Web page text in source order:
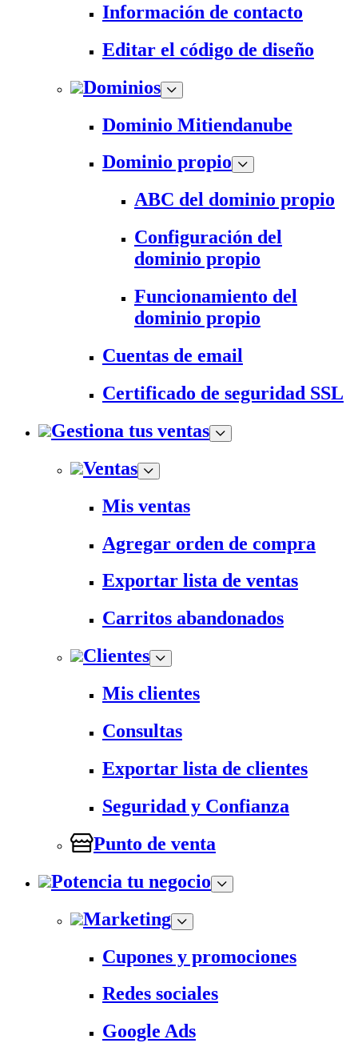
Información de contacto
Editar el código de diseño
Dominios
Dominio Mitiendanube
Dominio propio
ABC del dominio propio
Configuración del
dominio propio
Funcionamiento del
dominio propio
Cuentas de email
Certificado de seguridad SSL
Gestiona tus ventas
Ventas
Mis ventas
Agregar orden de compra
Exportar lista de ventas
Carritos abandonados
Clientes
Mis clientes
Consultas
Exportar lista de clientes
Seguridad y Confianza
Punto de venta
Potencia tu negocio
Marketing
Cupones y promociones
Redes sociales
Google Ads